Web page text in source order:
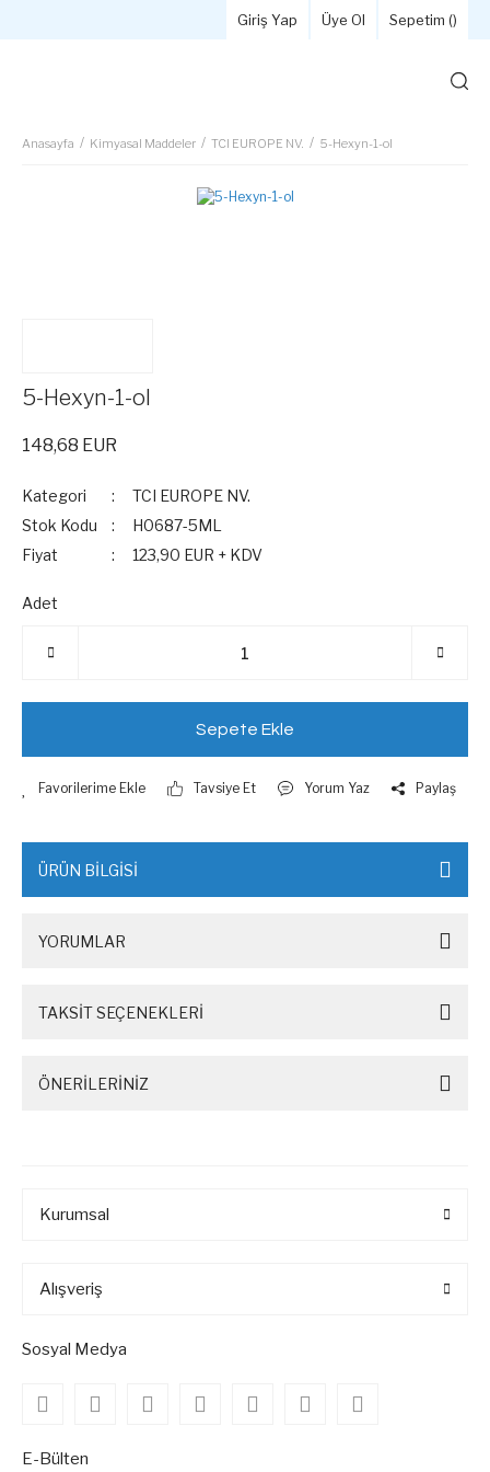
Giriş Yap Üye Ol Sepetim ()
Anasayfa Kimyasal Maddeler TCI EUROPE NV. 5-Hexyn-1-ol
5-Hexyn-1-ol
148,68 EUR
Kategori
TCI EUROPE NV.
Stok Kodu
H0687-5ML
Fiyat
123,90 EUR + KDV
Adet
Sepete Ekle
Tavsiye Et Yorum Yaz Paylaş
ÜRÜN BİLGİSİ
YORUMLAR
TAKSİT SEÇENEKLERİ
ÖNERİLERİNİZ
Kurumsal
Alışveriş
Sosyal Medya
E-Bülten